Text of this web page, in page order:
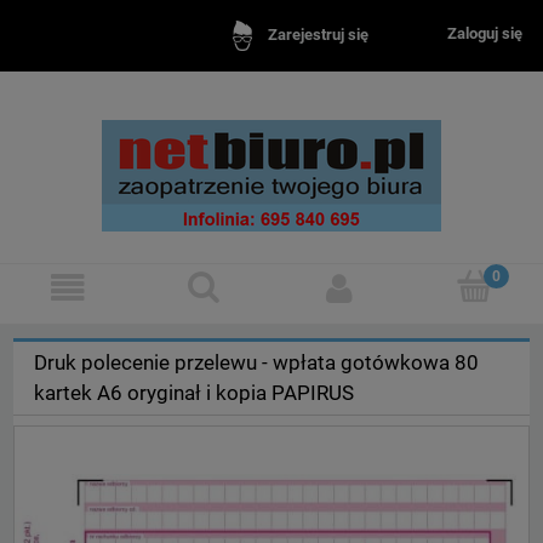
Zarejestruj się Zaloguj się
Druk polecenie przelewu - wpłata gotówkowa 80
kartek A6 oryginał i kopia PAPIRUS